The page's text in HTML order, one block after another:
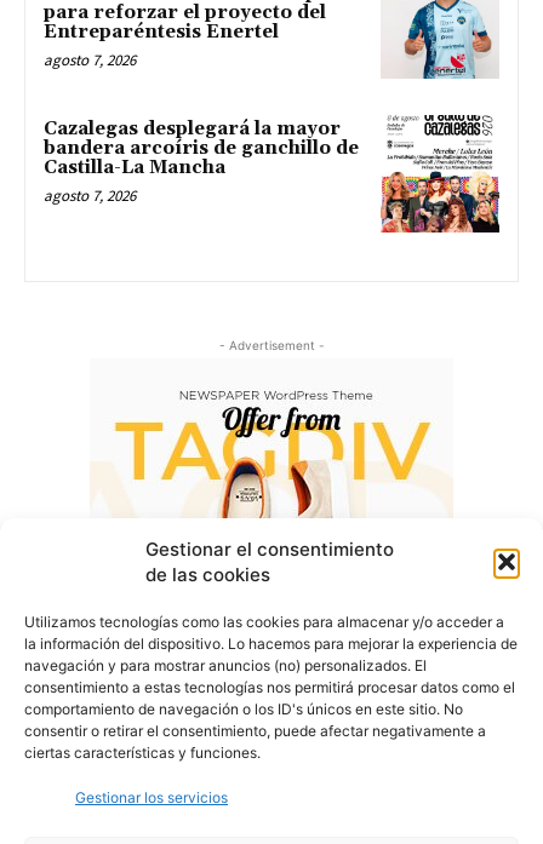
Gestionar el consentimiento
de las cookies
Utilizamos tecnologías como las cookies para almacenar y/o acceder a
la información del dispositivo. Lo hacemos para mejorar la experiencia de
navegación y para mostrar anuncios (no) personalizados. El
consentimiento a estas tecnologías nos permitirá procesar datos como el
comportamiento de navegación o los ID's únicos en este sitio. No
consentir o retirar el consentimiento, puede afectar negativamente a
ciertas características y funciones.
Gestionar los servicios
para reforzar el proyecto del
Entreparéntesis Enertel
agosto 7, 2026
Cazalegas desplegará la mayor
bandera arcoíris de ganchillo de
Castilla-La Mancha
agosto 7, 2026
- Advertisement -